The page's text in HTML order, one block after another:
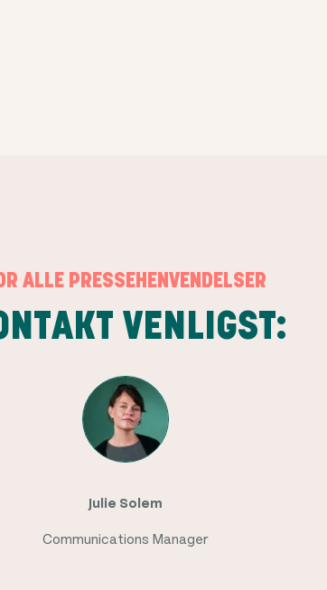
ALLE PRESSEHENVENDELSER
VENLIGST:
Julie Solem
Communications Manager